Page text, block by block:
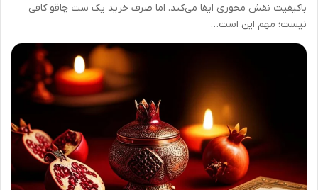
باکیفیت نقش محوری ایفا می‌کند. اما صرف خرید یک ست چاقو کافی
نیست؛ مهم این است…